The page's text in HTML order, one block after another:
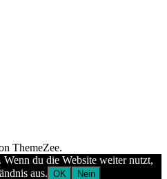
ThemeZee.
du die Website weiter nutzt,
aus. OK Nein